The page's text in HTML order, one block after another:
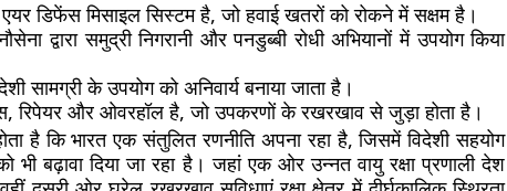
डिफेंस मिसाइल सिस्टम है, जो हवाई खतरों को रोकने में सक्षम है।
द्वारा समुद्री निगरानी और पनडुब्बी रोधी अभियानों में उपयोग किया
सामग्री के उपयोग को अनिवार्य बनाया जाता है।
रिपेयर और ओवरहॉल है, जो उपकरणों के रखरखाव से जुड़ा होता है।
है कि भारत एक संतुलित रणनीति अपना रहा है, जिसमें विदेशी सहयोग
बढ़ावा दिया जा रहा है। जहां एक ओर उन्नत वायु रक्षा प्रणाली देश